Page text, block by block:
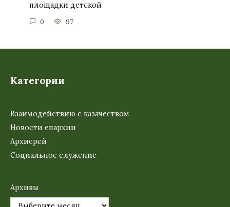
площадки детской
0 97
Категории
Взаимодействию с казачеством
Новости епархии
Архиерей
Социальное служение
Архивы